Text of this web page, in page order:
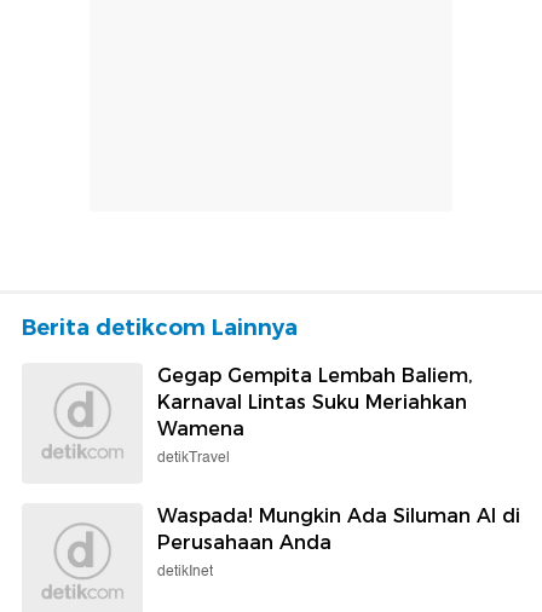
Berita detikcom Lainnya
Gegap Gempita Lembah Baliem,
Karnaval Lintas Suku Meriahkan
Wamena
detikTravel
Waspada! Mungkin Ada Siluman AI di
Perusahaan Anda
detikInet